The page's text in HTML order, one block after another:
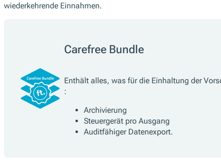
wiederkehrende Einnahmen.
Carefree Bundle
Enthält alles, was für die Einhaltung der
:
Archivierung
Steuergerät pro Ausgang
Auditfähiger Datenexport.